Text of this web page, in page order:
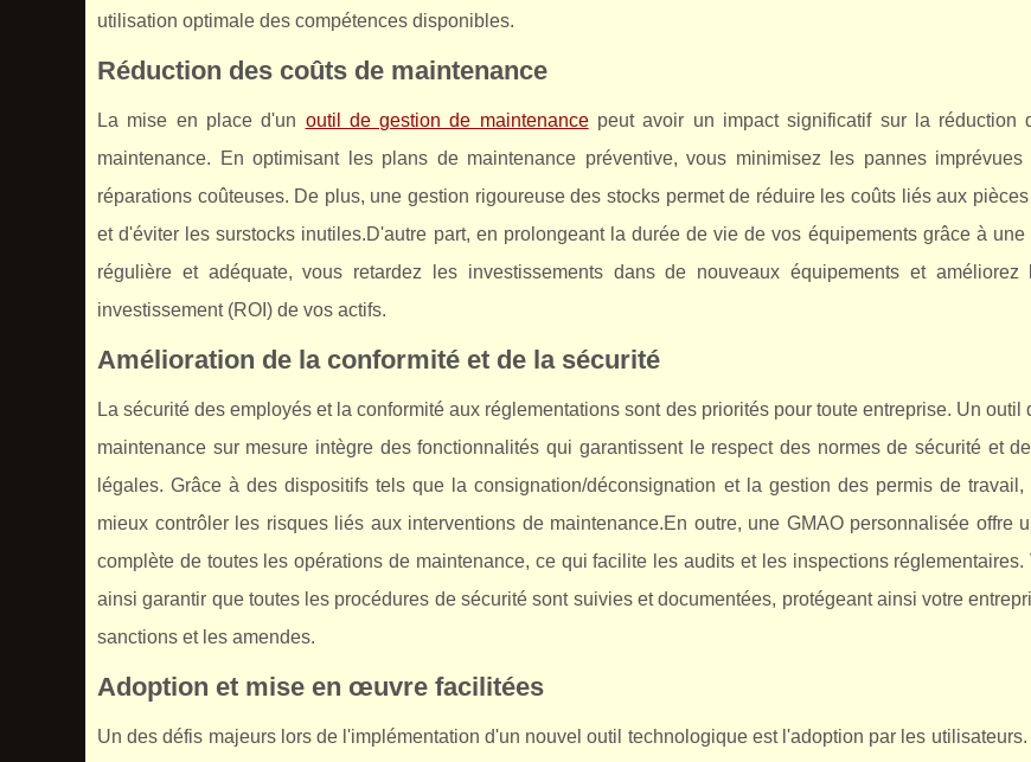
utilisation optimale des compétences disponibles.
Réduction des coûts de maintenance
La mise en place d'un outil de gestion de maintenancepeut avoir un impact significatif sur la réduction
maintenance. En optimisant les plans de maintenance préventive, vous minimisez les pannes
réparations coûteuses. De plus, une gestion rigoureuse des stocks permet de réduire les coûts liés aux
et d'éviter les surstocks inutiles.D'autre part, en prolongeant la durée de vie de vos équipements grâce à une
régulière et adéquate, vous retardez les investissements dans de nouveaux équipements et améliorez
investissement (ROI) de vos actifs.
Amélioration de la conformité et de la sécurité
La sécurité des employés et la conformité aux réglementations sont des priorités pour toute entreprise. Un outil
maintenance sur mesure intègre des fonctionnalités qui garantissent le respect des normes de sécurité et
légales. Grâce à des dispositifs tels que la consignation/déconsignation et la gestion des permis de travail,
mieux contrôler les risques liés aux interventions de maintenance.En outre, une GMAO personnalisée offre
complète de toutes les opérations de maintenance, ce qui facilite les audits et les inspections réglementaires.
ainsi garantir que toutes les procédures de sécurité sont suivies et documentées, protégeant ainsi votre
sanctions et les amendes.
Adoption et mise en œuvre facilitées
Un des défis majeurs lors de l'implémentation d'un nouvel outil technologique est l'adoption par les utilisateurs.